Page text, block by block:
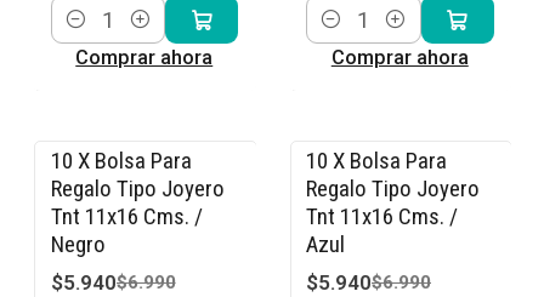
Cantidad
Comprar ahora
Cantidad
Comprar ahora
-15% OFF
10 X Bolsa Para
Regalo Tipo Joyero
Tnt 11x16 Cms. /
Negro
$5.940$6.990
-15% OFF
10 X Bolsa Para
Regalo Tipo Joyero
Tnt 11x16 Cms. /
Azul
$5.940$6.990